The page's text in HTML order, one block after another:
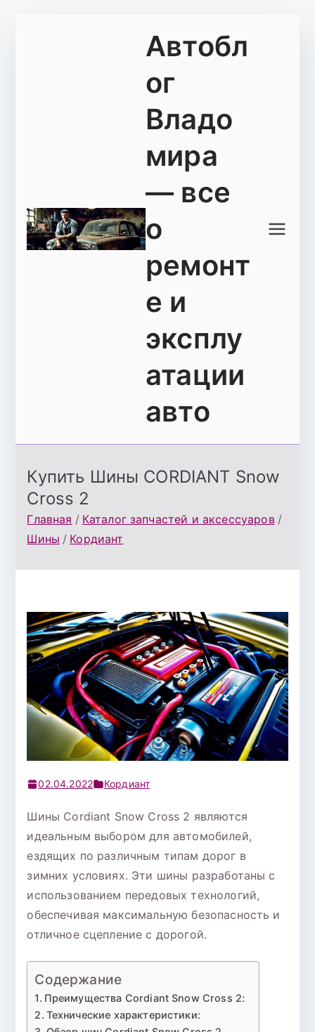
Автобл
ог
Владо
мира
— все
о
ремонт
е и
эксплу
атации
авто
Купить Шины CORDIANT Snow
Cross 2
Главная
Каталог запчастей и аксессуаров
Шины
Кордиант
02.04.2022 Кордиант
Шины Cordiant Snow Cross 2 являются
идеальным выбором для автомобилей,
ездящих по различным типам дорог в
зимних условиях. Эти шины разработаны с
использованием передовых технологий,
обеспечивая максимальную безопасность и
отличное сцепление с дорогой.
Содержание
Преимущества Cordiant Snow Cross 2:
Технические характеристики: